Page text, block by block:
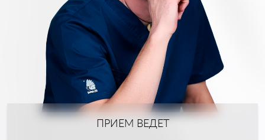
ПРИЕМ ВЕДЕТ